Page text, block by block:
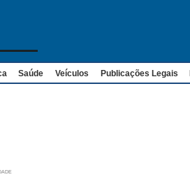
Saúde Veículos Publicações Legais